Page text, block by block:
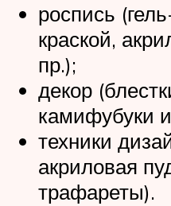
роспись
краской,
пр.);
декор
камифубуки
техники
акриловая
трафареты).